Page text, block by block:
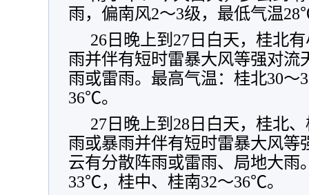
雨，偏南风2～3级，最低气温
26日晚上到27日白天，桂北
雨并伴有短时雷暴大风等强对流
雨或雷雨。最高气温：桂北30
36℃。
27日晚上到28日白天，桂北
雨或暴雨并伴有短时雷暴大风等
云有分散阵雨或雷雨、局地大雨
33℃，桂中、桂南32～36℃。